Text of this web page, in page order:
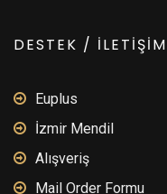
DESTEK / İLETİŞİM
Euplus
İzmir Mendil
Alışveriş
Mail Order Formu